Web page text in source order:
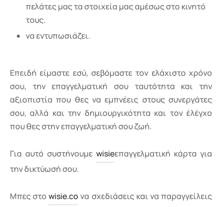
πελάτες μας τα στοιχεία μας αμέσως στο κινητό
τους.
να εντυπωσιάζει.
Επειδή είμαστε εσύ, σεβόμαστε τον ελάχιστο χρόνο
σου, την επαγγελματική σου ταυτότητα και την
αξιοπιστία που θες να εμπνέεις στους συνεργάτες
σου, αλλά και την δημιουργικότητα και τον έλέγχο
που θες στην επαγγελματική σου ζωή.
Για αυτό συστήνουμε wisieεπαγγελματική κάρτα για
την δικτύωσή σου.
Μπες στοwisie.co να σχεδιάσεις και να παραγγείλεις